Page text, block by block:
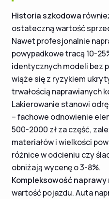
Historia szkodowa
ostateczną wartość
Nawet profesjonalnie
powypadkowe tracą 10-
identycznych modeli bez
wiąże się z ryzykiem
trwałością naprawianych
Lakierowanie stanowi
– fachowe odnowienie
500-2000 zł za część,
materiałów i wielkości
różnice w odcieniu czy
obniżają wycenę o 3-8%.
Kompleksowość naprawy
wartość pojazdu. Auta